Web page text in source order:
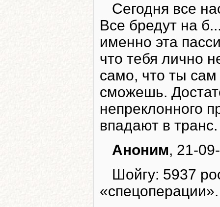
Сегодня все
Все бредут на
именно эта
что тебя лично
само, что ты сам
сможешь.
непреклонного
впадают в транс.
Аноним, 21-
Шойгу: 5937